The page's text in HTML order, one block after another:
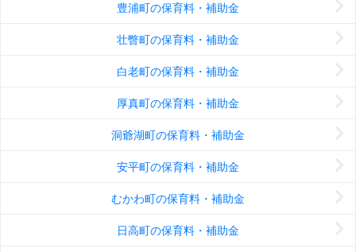
豊浦町の保育料・補助金
壮瞥町の保育料・補助金
白老町の保育料・補助金
厚真町の保育料・補助金
洞爺湖町の保育料・補助金
安平町の保育料・補助金
むかわ町の保育料・補助金
日高町の保育料・補助金